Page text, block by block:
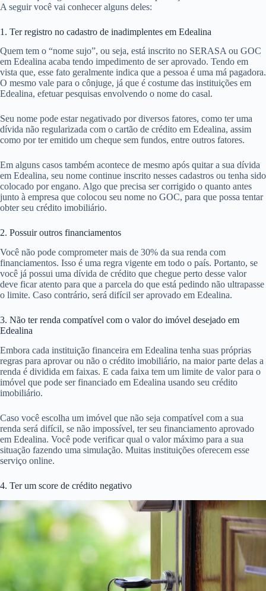
A seguir você vai conhecer alguns deles:
1. Ter registro no cadastro de inadimplentes em Edealina
Quem tem o “nome sujo”, ou seja, está inscrito no SERASA ou GOC
em Edealina acaba tendo impedimento de ser aprovado. Tendo em
vista que, esse fato geralmente indica que a pessoa é uma má pagadora.
O mesmo vale para o cônjuge, já que é costume das instituições em
Edealina, efetuar pesquisas envolvendo o nome do casal.
Seu nome pode estar negativado por diversos fatores, como ter uma
dívida não regularizada com o cartão de crédito em Edealina, assim
como por ter emitido um cheque sem fundos, entre outros fatores.
Em alguns casos também acontece de mesmo após quitar a sua dívida
em Edealina, seu nome continue inscrito nesses cadastros ou tenha sido
colocado por engano. Algo que precisa ser corrigido o quanto antes
junto à empresa que colocou seu nome no GOC, para que possa tentar
obter seu crédito imobiliário.
2. Possuir outros financiamentos
Você não pode comprometer mais de 30% da sua renda com
financiamentos. Isso é uma regra vigente em todo o país. Portanto, se
você já possui uma dívida de crédito que chegue perto desse valor
deve ficar atento para que a parcela do que está pedindo não ultrapasse
o limite. Caso contrário, será difícil ser aprovado em Edealina.
3. Não ter renda compatível com o valor do imóvel desejado em
Edealina
Embora cada instituição financeira em Edealina tenha suas próprias
regras para aprovar ou não o crédito imobiliário, na maior parte delas a
renda é dividida em faixas. E cada faixa tem um limite de valor para o
imóvel que pode ser financiado em Edealina usando seu crédito
imobiliário.
Caso você escolha um imóvel que não seja compatível com a sua
renda será difícil, se não impossível, ter seu financiamento aprovado
em Edealina. Você pode verificar qual o valor máximo para a sua
situação fazendo uma simulação. Muitas instituições oferecem esse
serviço online.
4. Ter um score de crédito negativo